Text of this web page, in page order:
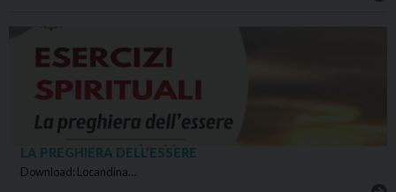
LA PREGHIERA DELL’ESSERE
Download: Locandina…